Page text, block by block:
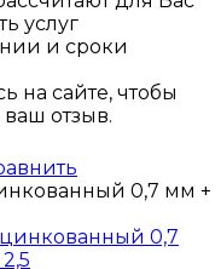
услуг
и сроки
на сайте, чтобы
ваш отзыв.
0,7 мм +